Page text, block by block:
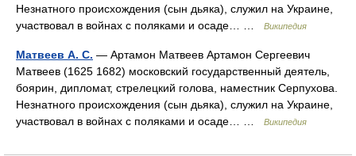
Незнатного происхождения (сын дьяка), служил на Украине,
участвовал в войнах с поляками и осаде… …
Википедия
Матвеев А. С. — Артамон Матвеев Артамон Сергеевич
Матвеев (1625 1682) московский государственный деятель,
боярин, дипломат, стрелецкий голова, наместник Серпухова.
Незнатного происхождения (сын дьяка), служил на Украине,
участвовал в войнах с поляками и осаде… …
Википедия